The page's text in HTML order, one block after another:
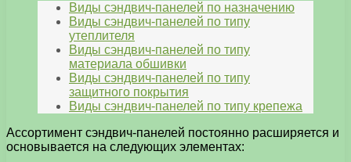
Виды сэндвич-панелей по назначению
Виды сэндвич-панелей по типу
утеплителя
Виды сэндвич-панелей по типу
материала обшивки
Виды сэндвич-панелей по типу
защитного покрытия
Виды сэндвич-панелей по типу крепежа
Ассортимент сэндвич-панелей постоянно расширяется и
основывается на следующих элементах: